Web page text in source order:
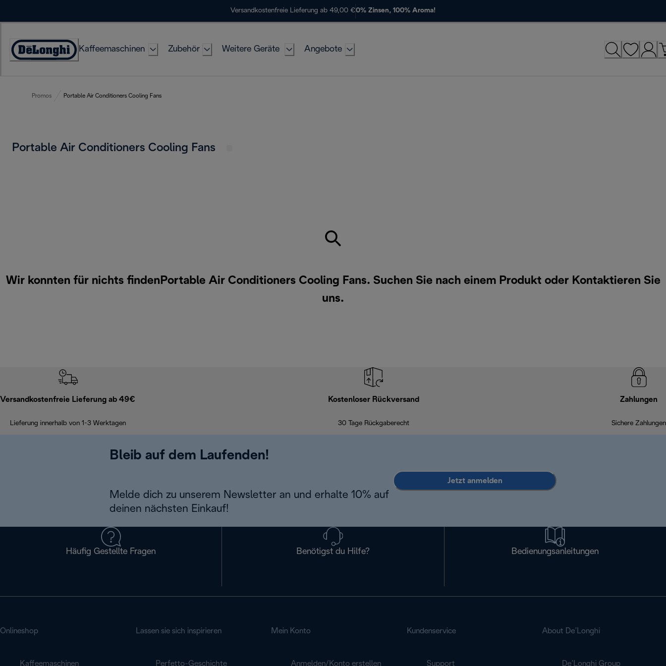
Versandkostenfreie Lieferung ab 49,00 €0% Zinsen, 100% Aroma!
Erklärung
Kaffeemaschinen Zubehör Weitere Geräte Angebote
Promos Portable Air Conditioners Cooling Fans
Portable Air Conditioners Cooling Fans
Wir konnten für nichts findenPortable Air Conditioners Cooling Fans. Suchen Sie nach einem Produkt oder Kontaktieren Sie
uns.
Versandkostenfreie Lieferung ab 49€
Lieferung innerhalb von 1-3 Werktagen
Kostenloser Rückversand
30 Tage Rückgaberecht
Zahlungen
Sichere Zahlungen
Bleib auf dem Laufenden!
Melde dich zu unserem Newsletter an und erhalte 10% auf
deinen nächsten Einkauf!
Jetzt anmelden
Häufig Gestellte Fragen Benötigst du Hilfe? Bedienungsanleitungen
Onlineshop
Kaffeemaschinen
Lassen sie sich inspirieren
Perfetto-Geschichte
Mein Konto
Anmelden/Konto erstellen
Kundenservice
Support
About De’Longhi
De’Longhi Group